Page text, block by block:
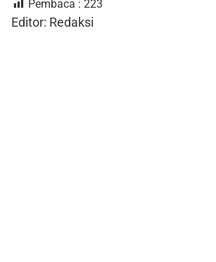
Pembaca : 223
Editor: Redaksi